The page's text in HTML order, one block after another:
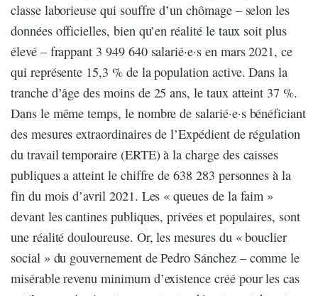
classe laborieuse qui souffre d’un chômage – selon les
données officielles, bien qu’en réalité le taux soit plus
élevé – frappant 3 949 640 salarié·e·s en mars 2021, ce
qui représente 15,3 % de la population active. Dans la
tranche d’âge des moins de 25 ans, le taux atteint 37 %.
Dans le même temps, le nombre de salarié·e·s bénéficiant
des mesures extraordinaires de l’Expédient de régulation
du travail temporaire (ERTE) à la charge des caisses
publiques a atteint le chiffre de 638 283 personnes à la
fin du mois d’avril 2021. Les « queues de la faim »
devant les cantines publiques, privées et populaires, sont
une réalité douloureuse. Or, les mesures du « bouclier
social » du gouvernement de Pedro Sánchez – comme le
misérable revenu minimum d’existence créé pour les cas